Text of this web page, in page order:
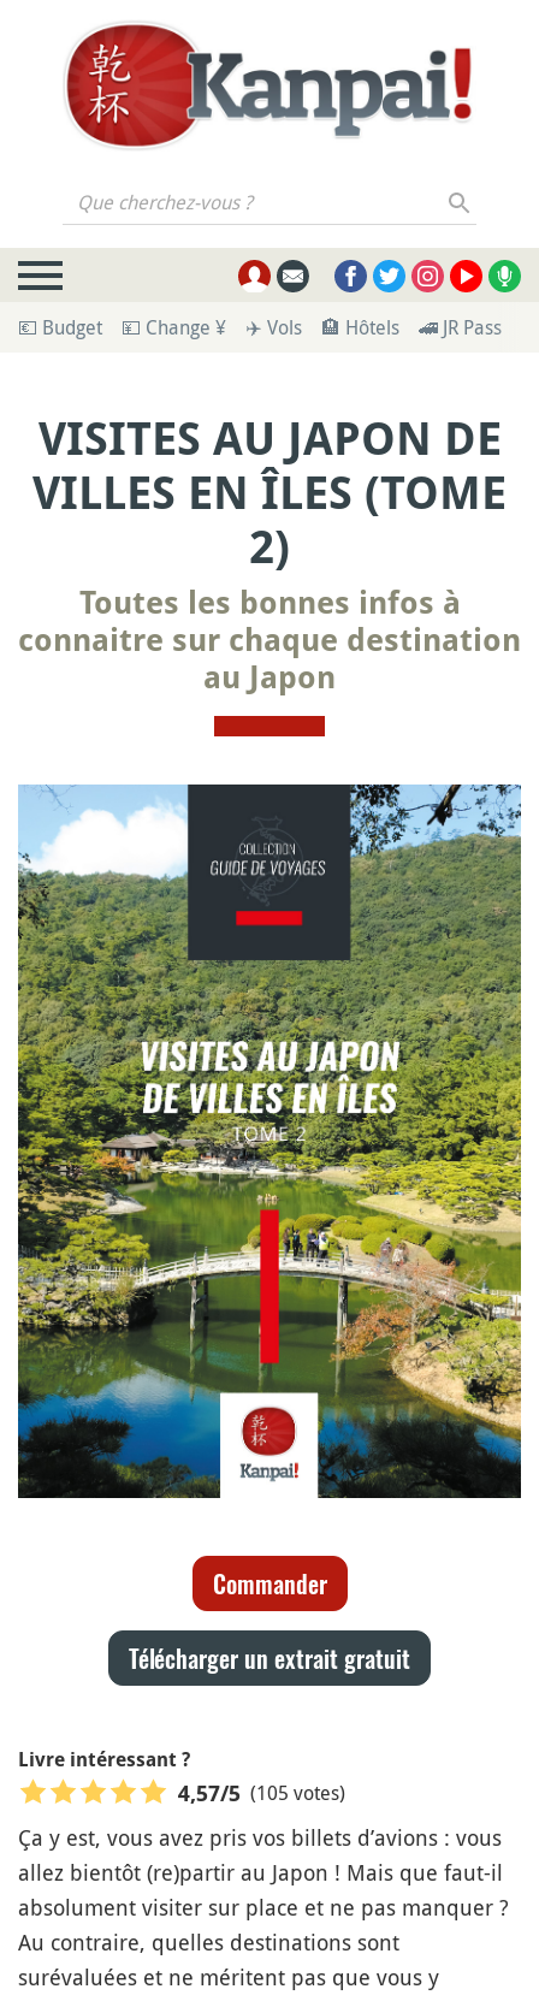
Que cherchez-vous ?
💶 Budget 💴 Change ¥ ✈️ Vols 🏨 Hôtels 🚄 JR Pass
VISITES AU JAPON DE
VILLES EN ÎLES (TOME
2)
Toutes les bonnes infos à
connaitre sur chaque destination
au Japon
Commander
Télécharger un extrait gratuit
Livre intéressant ?
4,57/5 (105 votes)
Ça y est, vous avez pris vos billets d’avions : vous
allez bientôt (re)partir au Japon ! Mais que faut-il
absolument visiter sur place et ne pas manquer ?
Au contraire, quelles destinations sont
surévaluées et ne méritent pas que vous y